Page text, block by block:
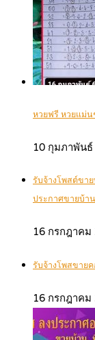
หวยฟรี หวยแม่
10 กุมภาพัน
รับจ้างโพสต์ขา
ประกาศขายบ้าน
16 กรกฎาคม
รับจ้างโพสขาย
16 กรกฎาคม